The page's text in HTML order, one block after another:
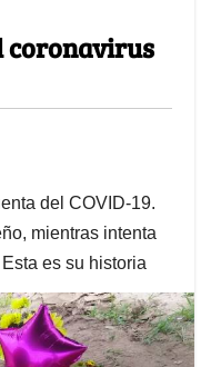
coronavirus
del COVID-19.
mientras intenta
es su historia